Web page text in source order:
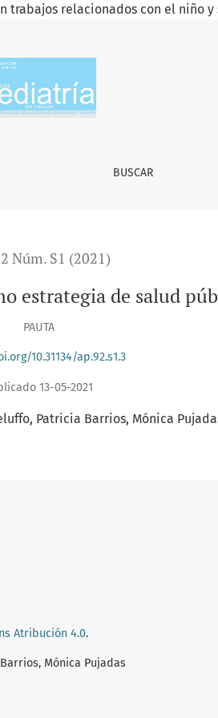
trabajos relacionados con el niño y
BUSCAR
Núm. S1 (2021)
estrategia de salud
PAUTA
10.31134/ap.92.s1.3
13-05-2021
Patricia Barrios Mónica
Atribución 4.0.
Mónica Pujadas